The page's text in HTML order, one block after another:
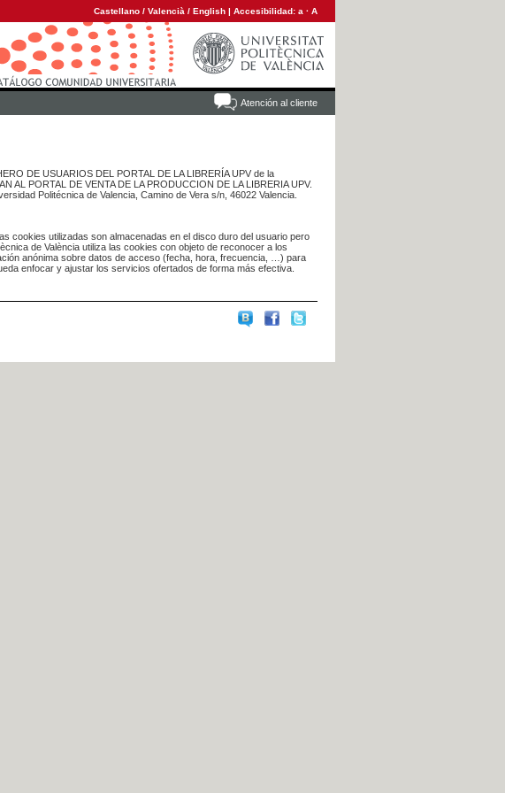
Castellano / Valencià / English | Accesibilidad: a · A
Atención al cliente
DE USUARIOS DEL PORTAL DE LA LIBRERÍA UPV de la
AL PORTAL DE VENTA DE LA PRODUCCION DE LA LIBRERIA UPV.
Politécnica de Valencia, Camino de Vera s/n, 46022 Valencia.
cookies utilizadas son almacenadas en el disco duro del usuario pero
de València utiliza las cookies con objeto de reconocer a los
anónima sobre datos de acceso (fecha, hora, frecuencia, …) para
enfocar y ajustar los servicios ofertados de forma más efectiva.